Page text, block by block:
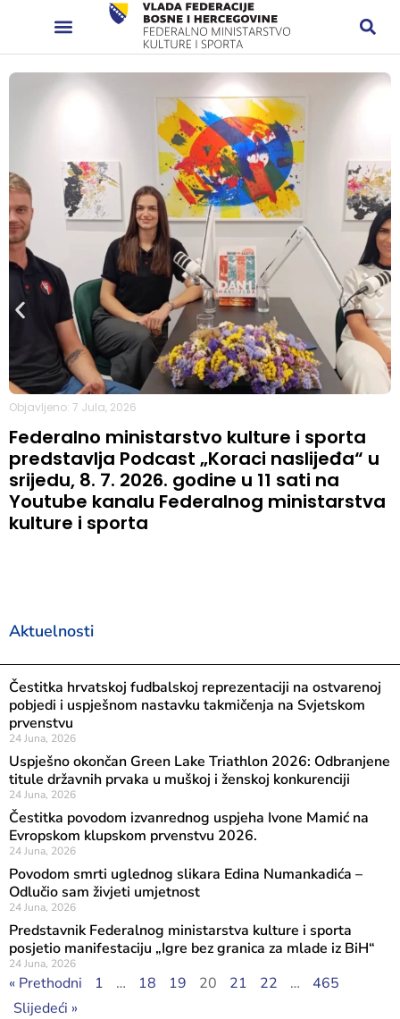
Objavljeno: 7 Jula, 2026
Federalno ministarstvo kulture i sporta
predstavlja Podcast „Koraci naslijeđa“ u
srijedu, 8. 7. 2026. godine u 11 sati na
Youtube kanalu Federalnog ministarstva
kulture i sporta
Aktuelnosti
Čestitka hrvatskoj fudbalskoj reprezentaciji na ostvarenoj
pobjedi i uspješnom nastavku takmičenja na Svjetskom
prvenstvu
24 Juna, 2026
Uspješno okončan Green Lake Triathlon 2026: Odbranjene
titule državnih prvaka u muškoj i ženskoj konkurenciji
24 Juna, 2026
Čestitka povodom izvanrednog uspjeha Ivone Mamić na
Evropskom klupskom prvenstvu 2026.
24 Juna, 2026
Povodom smrti uglednog slikara Edina Numankadića –
Odlučio sam živjeti umjetnost
24 Juna, 2026
Predstavnik Federalnog ministarstva kulture i sporta
posjetio manifestaciju „Igre bez granica za mlade iz BiH“
24 Juna, 2026
« Prethodni 1 … 18 19 20 21 22 …
465
Slijedeći »